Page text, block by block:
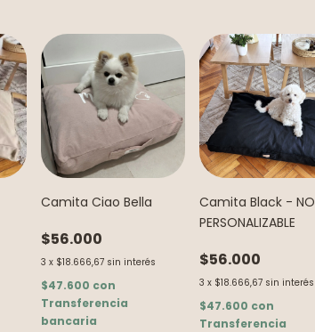
Camita Ciao Bella
$56.000
3 x $18.666,67 sin interés
$47.600 con
Transferencia
bancaria
Camita Black - NO
PERSONALIZABLE
$56.000
3 x $18.666,67 sin interés
$47.600 con
Transferencia